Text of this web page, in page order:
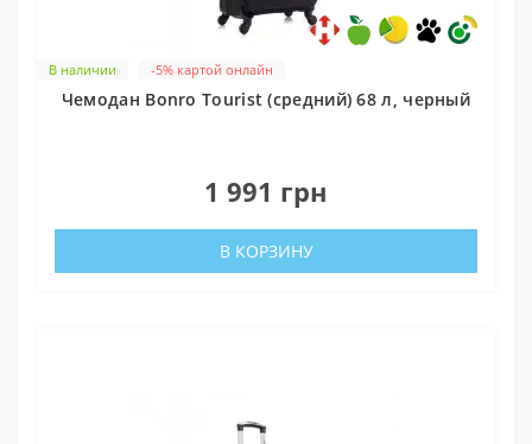
В наличии -5% картой онлайн
Чемодан Bonro Tourist (средний) 68 л, черный
1 991 грн
В КОРЗИНУ